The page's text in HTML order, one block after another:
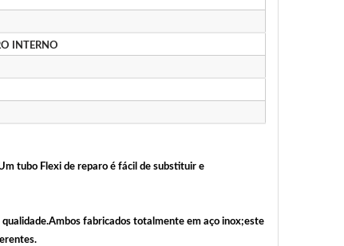
INTERNO
tubo Flexi de reparo é fácil de substituir e
fabricados totalmente em aço inox;este